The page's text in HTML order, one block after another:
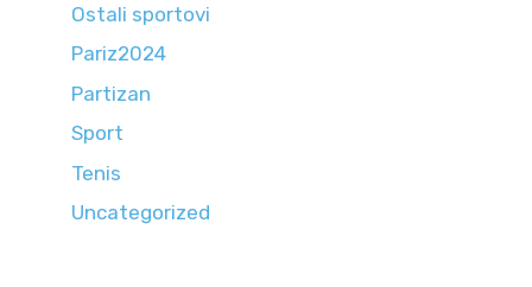
Ostali sportovi
Pariz2024
Partizan
Sport
Tenis
Uncategorized